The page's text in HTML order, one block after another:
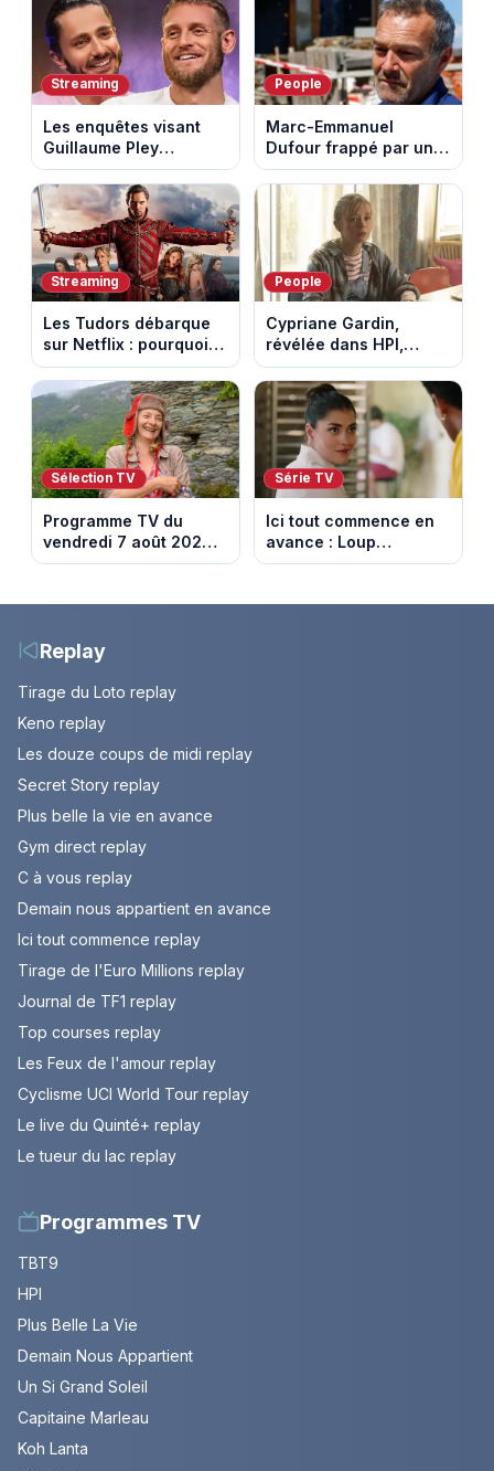
Mont Ventoux
au fil des décennies
Streaming
Les enquêtes visant
Guillaume Pley
poussent Ragnar Le
Breton à quitter la
tournée Legend
People
Marc-Emmanuel
Dufour frappé par un
terrible incendie : son
chalet part en fumée
Streaming
Les Tudors débarque
sur Netflix : pourquoi la
série n’a rien perdu de
son pouvoir
People
Cypriane Gardin,
révélée dans HPI,
lance une cagnotte
après des difficultés
financières
Sélection TV
Programme TV du
vendredi 7 août 2026 :
notre sélection pour
Série TV
Ici tout commence en
avance : Loup
découvre la trahison
10 août 2026 (spoiler)
Replay
Tirage du Loto replay
Keno replay
Les douze coups de midi replay
Secret Story replay
Plus belle la vie en avance
Gym direct replay
C à vous replay
Demain nous appartient en avance
Ici tout commence replay
Tirage de l'Euro Millions replay
Journal de TF1 replay
Top courses replay
Les Feux de l'amour replay
Cyclisme UCI World Tour replay
Le live du Quinté+ replay
Le tueur du lac replay
Programmes TV
TBT9
HPI
Plus Belle La Vie
Demain Nous Appartient
Un Si Grand Soleil
Capitaine Marleau
Koh Lanta